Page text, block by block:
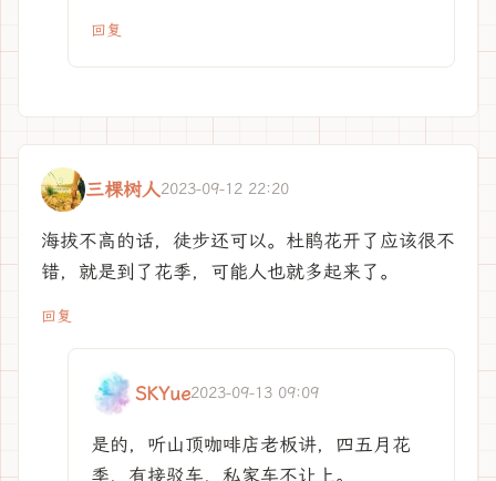
回复
三棵树人2023-09-12 22:20
海拔不高的话，徒步还可以。杜鹃花开了应该很不
错，就是到了花季，可能人也就多起来了。
回复
SKYue2023-09-13 09:09
是的，听山顶咖啡店老板讲，四五月花
季，有接驳车，私家车不让上。